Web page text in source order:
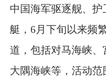
中国海军驱逐舰、
艇，6月下旬以来频
道，包括对马海峡、
大隅海峡等，活动